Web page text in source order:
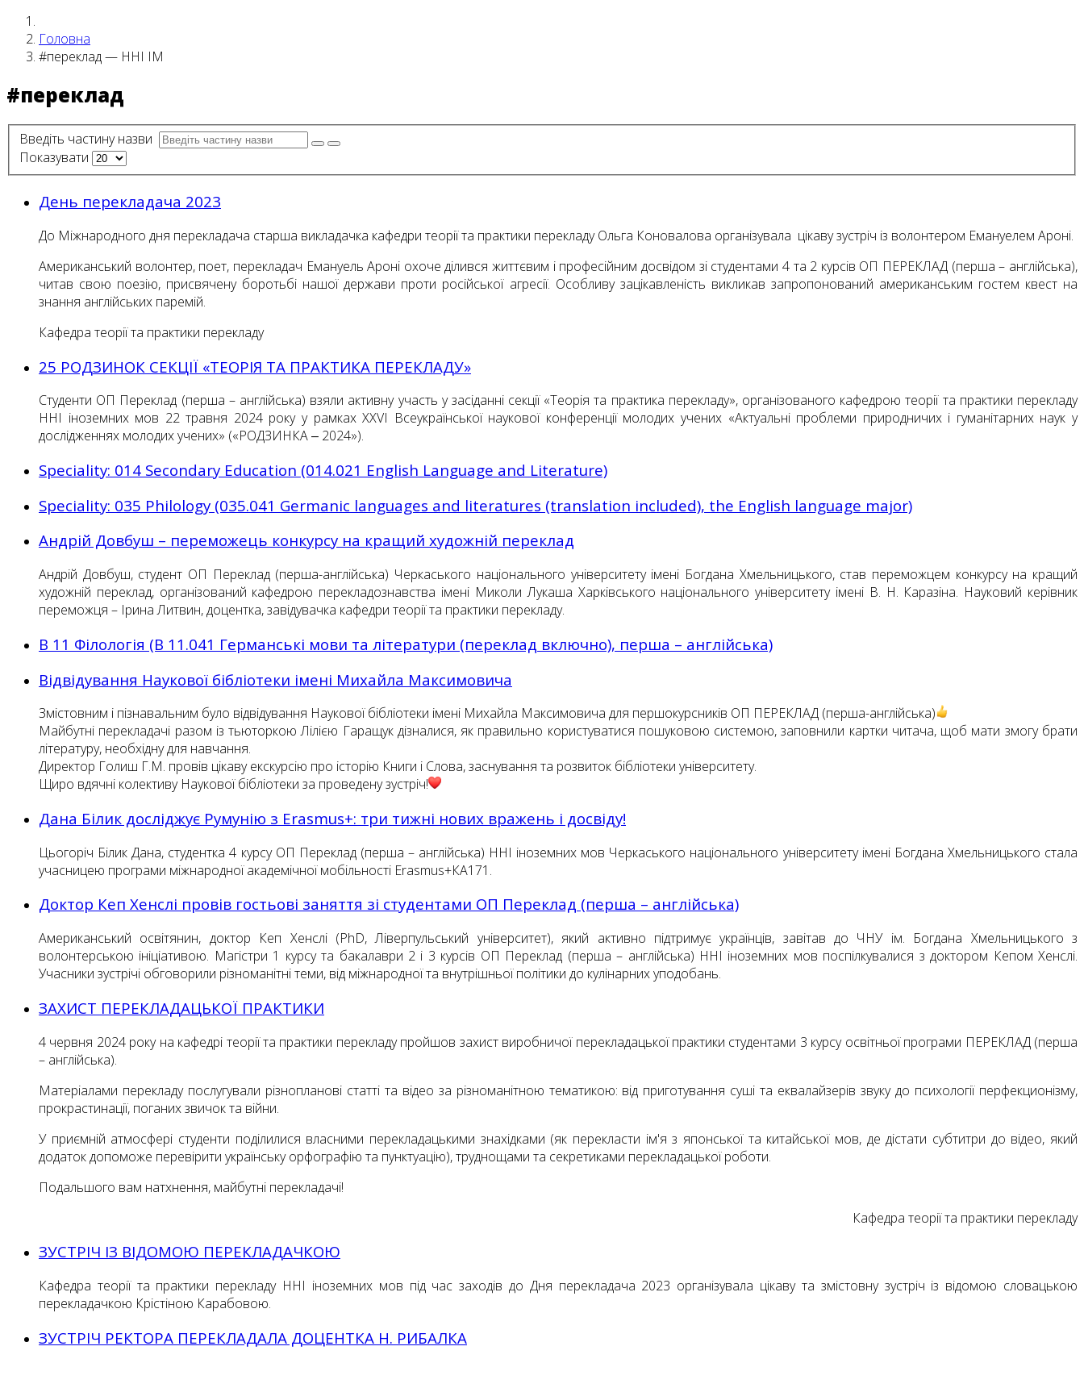
Головна
#переклад — ННІ ІМ
#переклад
Введіть частину назви
Показувати
День перекладача 2023
До Міжнародного дня перекладача старша викладачка кафедри теорії та практики перекладу Ольга Коновалова організувала цікаву зустріч із волонтером Емануелем Ароні.
Американський волонтер, поет, перекладач Емануель Ароні охоче ділився життєвим і професійним досвідом зі студентами 4 та 2 курсів ОП ПЕРЕКЛАД (перша – англійська),
читав свою поезію, присвячену боротьбі нашої держави проти російської агресії. Особливу зацікавленість викликав запропонований американським гостем квест на
знання англійських паремій.
Кафедра теорії та практики перекладу
25 РОДЗИНОК СЕКЦІЇ «ТЕОРІЯ ТА ПРАКТИКА ПЕРЕКЛАДУ»
Студенти ОП Переклад (перша – англійська) взяли активну участь у засіданні секції «Теорія та практика перекладу», організованого кафедрою теорії та практики перекладу
ННІ іноземних мов 22 травня 2024 року у рамках XXVI Всеукраїнської наукової конференції молодих учених «Актуальні проблеми природничих і гуманітарних наук у
дослідженнях молодих учених» («РОДЗИНКА ‒ 2024»).
Speciality: 014 Secondary Education (014.021 English Language and Literature)
Speciality: 035 Philology (035.041 Germanic languages and literatures (translation included), the English language major)
Андрій Довбуш – переможець конкурсу на кращий художній переклад
Андрій Довбуш, студент ОП Переклад (перша-англійська) Черкаського національного університету імені Богдана Хмельницького, став переможцем конкурсу на кращий
художній переклад, організований кафедрою перекладознавства імені Миколи Лукаша Харківського національного університету імені В. Н. Каразіна. Науковий керівник
переможця – Ірина Литвин, доцентка, завідувачка кафедри теорії та практики перекладу.
В 11 Філологія (В 11.041 Германські мови та літератури (переклад включно), перша – англійська)
Відвідування Наукової бібліотеки імені Михайла Максимовича
Змістовним і пізнавальним було відвідування Наукової бібліотеки імені Михайла Максимовича для першокурсників ОП ПЕРЕКЛАД (перша-англійська)
Майбутні перекладачі разом із тьюторкою Лілією Гаращук дізналися, як правильно користуватися пошуковою системою, заповнили картки читача, щоб мати змогу брати
літературу, необхідну для навчання.
Директор Голиш Г.М. провів цікаву екскурсію про історію Книги і Слова, заснування та розвиток бібліотеки університету.
Щиро вдячні колективу Наукової бібліотеки за проведену зустріч!
Дана Білик досліджує Румунію з Erasmus+: три тижні нових вражень і досвіду!
Цьогоріч Білик Дана, студентка 4 курсу ОП Переклад (перша – англійська) ННІ іноземних мов Черкаського національного університету імені Богдана Хмельницького стала
учасницею програми міжнародної академічної мобільності Erasmus+КА171.
Доктор Кеп Хенслі провів гостьові заняття зі студентами ОП Переклад (перша – англійська)
Американський освітянин, доктор Кеп Хенслі (PhD, Ліверпульський університет), який активно підтримує українців, завітав до ЧНУ ім. Богдана Хмельницького з
волонтерською ініціативою. Магістри 1 курсу та бакалаври 2 і 3 курсів ОП Переклад (перша – англійська) ННІ іноземних мов поспілкувалися з доктором Кепом Хенслі.
Учасники зустрічі обговорили різноманітні теми, від міжнародної та внутрішньої політики до кулінарних уподобань.
ЗАХИСТ ПЕРЕКЛАДАЦЬКОЇ ПРАКТИКИ
4 червня 2024 року на кафедрі теорії та практики перекладу пройшов захист виробничої перекладацької практики студентами 3 курсу освітньої програми ПЕРЕКЛАД (перша
– англійська).
Матеріалами перекладу послугували різнопланові статті та відео за різноманітною тематикою: від приготування суші та еквалайзерів звуку до психології перфекционізму,
прокрастинації, поганих звичок та війни.
У приємній атмосфері студенти поділилися власними перекладацькими знахідками (як перекласти ім'я з японської та китайської мов, де дістати субтитри до відео, який
додаток допоможе перевірити українську орфографію та пунктуацію), труднощами та секретиками перекладацької роботи.
Подальшого вам натхнення, майбутні перекладачі!
Кафедра теорії та практики перекладу
ЗУСТРІЧ ІЗ ВІДОМОЮ ПЕРЕКЛАДАЧКОЮ
Кафедра теорії та практики перекладу ННІ іноземних мов під час заходів до Дня перекладача 2023 організувала цікаву та змістовну зустріч із відомою словацькою
перекладачкою Крістіною Карабовою.
ЗУСТРІЧ РЕКТОРА ПЕРЕКЛАДАЛА ДОЦЕНТКА Н. РИБАЛКА